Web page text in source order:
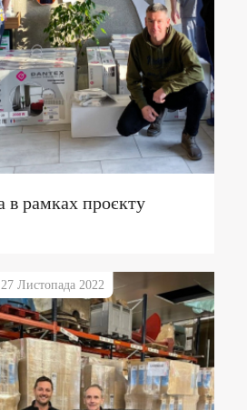
в рамках проєкту
27 Листопада 2022